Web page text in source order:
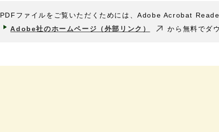
PDFファイルをご覧いただくためには、Adobe Acrobat
Adobe社のホームページ（外部リンク）
から無料でダ